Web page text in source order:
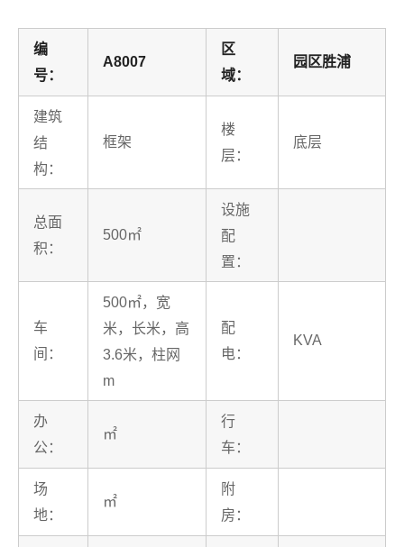
编
号：
A8007
区
域：
园区胜浦
建筑
结
构：
框架
楼
层：
底层
总面
积：
500㎡
设施
配
置：
车
间：
500㎡，宽
米，长米，高
3.6米，柱网
m
配
电：
KVA
办
公：
㎡
行
车：
场
地：
㎡
附
房：